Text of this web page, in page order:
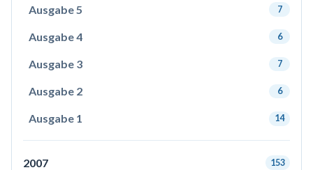
Ausgabe 5 7
Ausgabe 4 6
Ausgabe 3 7
Ausgabe 2 6
Ausgabe 1 14
2007 153